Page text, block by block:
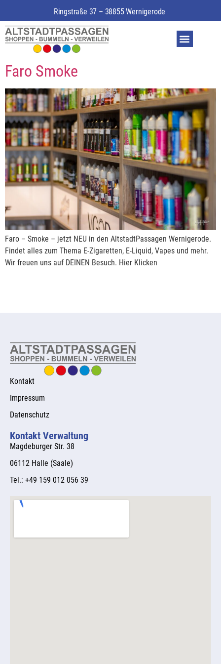
Ringstraße 37 – 38855 Wernigerode
Faro Smoke
Faro – Smoke – jetzt NEU in den AltstadtPassagen Wernigerode.
Findet alles zum Thema E-Zigaretten, E-Liquid, Vapes und mehr.
Wir freuen uns auf DEINEN Besuch. Hier Klicken
Kontakt
Impressum
Datenschutz
Kontakt Verwaltung
Magdeburger Str. 38
06112 Halle (Saale)
Tel.: +49 159 012 056 39 ​